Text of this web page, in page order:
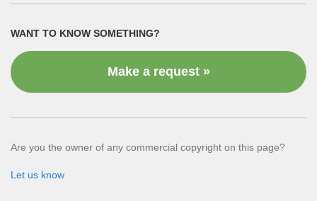
WANT TO KNOW SOMETHING?
Make a request »
Are you the owner of any commercial copyright on this page?
Let us know